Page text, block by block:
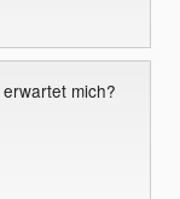
mich?